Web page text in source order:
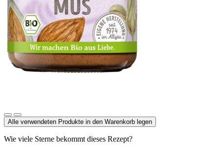
Alle verwendeten Produkte in den Warenkorb legen
Wie viele Sterne bekommt dieses Rezept?